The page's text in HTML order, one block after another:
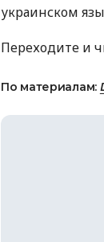
украинском
Переходите и
По материалам: